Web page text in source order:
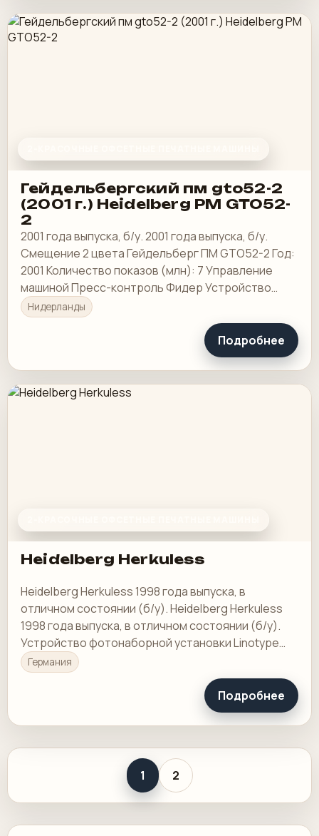
Гейдельбергский пм gto52-2
(2001 г.) Heidelberg PM GTO52-
2
2001 года выпуска, б/у. 2001 года выпуска, б/у.
Смещение 2 цвета Гейдельберг ПМ GTO52-2 Год:
2001 Количество показов (млн): 7 Управление
машиной Пресс-контроль Фидер Устройство
подачи отдельных листов
Нидерланды
Подробнее
Heidelberg Herkuless
Heidelberg Herkuless 1998 года выпуска, в
отличном состоянии (б/у). Heidelberg Herkuless
1998 года выпуска, в отличном состоянии (б/у).
Устройство фотонаборной установки Linotype
Herkuless с Glunz + Jensen 860, онлайн-
пленочный…
Германия
Подробнее
1 2